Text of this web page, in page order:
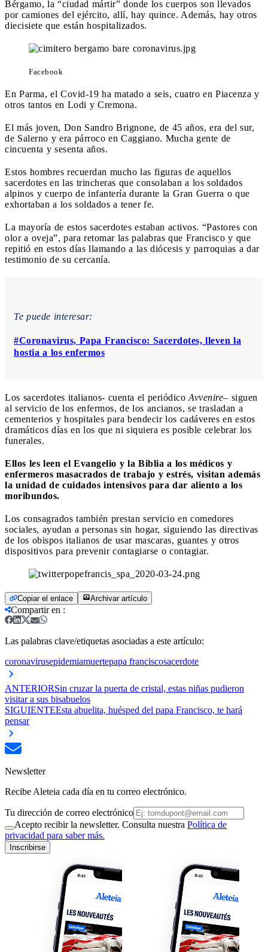
Bérgamo, la “ciudad mártir” donde los cuerpos son llevados
por camiones del ejército, allí, hay quince. Además, hay otros
diecisiete que están hospitalizados.
Facebook
En Parma, el Covid-19 ha matado a seis, cuatro en Piacenza y
otros tantos en Lodi y Cremona.
El más joven, Don Sandro Brignone, de 45 años, era del sur,
de Salerno y era párroco en Caggiano. Mucha gente de
cincuenta y sesenta años.
Estos hombres recuerdan mucho las figuras de aquellos
sacerdotes en las trincheras que consolaban a los soldados
alpinos y cuerpo de infantería durante la Gran Guerra o que
exhortaban a los soldados a tener fe.
La mayoría de estos sacerdotes estaban activos. “Pastores con
olor a oveja”, para retomar las palabras que Francisco y que
repitió en estos días llamando a las diócesis y parroquias a dar
testimonio de su cercanía.
Te puede interesar:
#Coronavirus, Papa Francisco: Sacerdotes, lleven la
hostia a los enfermos
Los sacerdotes italianos- cuenta el periódico Avvenire– siguen
al servicio de los enfermos, de los ancianos, se trasladan a
cementerios y hospitales para bendecir los cadáveres en estos
dramáticos días en los que ni siquiera es posible celebrar los
funerales.
Ellos les leen el Evangelio y la Biblia a los médicos y
enfermeros masacrados de trabajo y estrés, visitan además
la unidad de cuidados intensivos para dar aliento a los
moribundos.
Los consagrados también prestan servicio en comedores
sociales, ayudan a personas sin hogar, siguiendo las directivas
de los obispos italianos de usar mascaras, guantes y otros
dispositivos para prevenir contagiarse o contagiar.
Copiar el enlace Archivar artículo
Compartir en :
Las palabras clave/etiquetas asociadas a este artículo:
coronavirusepidemiamuertepapa franciscosacerdote
ANTERIORSin cruzar la puerta de cristal, estas niñas pudieron
visitar a sus bisabuelos
SIGUIENTEEsta abuelita, huésped del papa Francisco, te hará
pensar
Newsletter
Recibe Aleteia cada día en tu correo electrónico.
Tu dirección de correo electrónico
Acepto recibir la newsletter. Consulta nuestra Política de
privacidad para saber más.
Inscribirse